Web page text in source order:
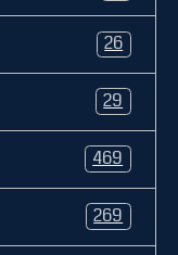
26
29
469
269